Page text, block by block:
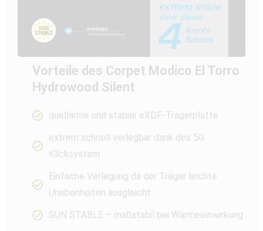
Vorteile des Corpet Modico El Torro
Hydrowood Silent
quellarme und stabile eXDF-Trägerplatte
extrem schnell verlegbar dank des 5G
Klicksystem
Einfache Verlegung da der Träger leichte
Unebenheiten ausgleicht
SUN STABLE – maßstabil bei Wärmeeinwirkung